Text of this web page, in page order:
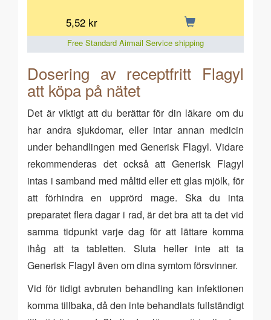
5,52 kr
Free Standard Airmail Service shipping
Dosering av receptfritt Flagyl
att köpa på nätet
Det är viktigt att du berättar för din läkare om du
har andra sjukdomar, eller intar annan medicin
under behandlingen med Generisk Flagyl. Vidare
rekommenderas det också att Generisk Flagyl
intas i samband med måltid eller ett glas mjölk, för
att förhindra en upprörd mage. Ska du inta
preparatet flera dagar i rad, är det bra att ta det vid
samma tidpunkt varje dag för att lättare komma
ihåg att ta tabletten. Sluta heller inte att ta
Generisk Flagyl även om dina symtom försvinner.
Vid för tidigt avbruten behandling kan infektionen
komma tillbaka, då den inte behandlats fullständigt